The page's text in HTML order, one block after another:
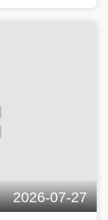
2026-07-27